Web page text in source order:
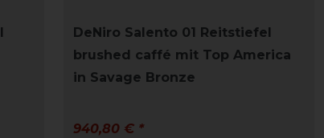
DeNiro Salento 01 Reitstiefel
brushed caffé mit Top America
in Savage Bronze
940,80 € *